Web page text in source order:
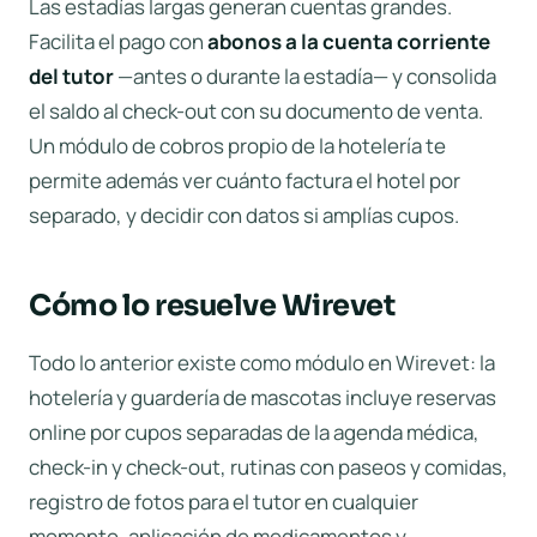
Las estadías largas generan cuentas grandes.
Facilita el pago conabonos a la cuenta corriente
del tutor—antes o durante la estadía— y consolida
el saldo al check-out con su documento de venta.
Un módulo de cobros propio de la hotelería te
permite además ver cuánto factura el hotel por
separado, y decidir con datos si amplías cupos.
Cómo lo resuelve Wirevet
Todo lo anterior existe como módulo en Wirevet: la
hotelería y guardería de mascotasincluye reservas
online por cupos separadas de la agenda médica,
check-in y check-out, rutinas con paseos y comidas,
registro de fotos para el tutor en cualquier